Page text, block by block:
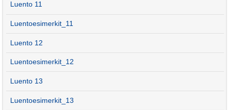
Luento 11
Luentoesimerkit_11
Luento 12
Luentoesimerkit_12
Luento 13
Luentoesimerkit_13